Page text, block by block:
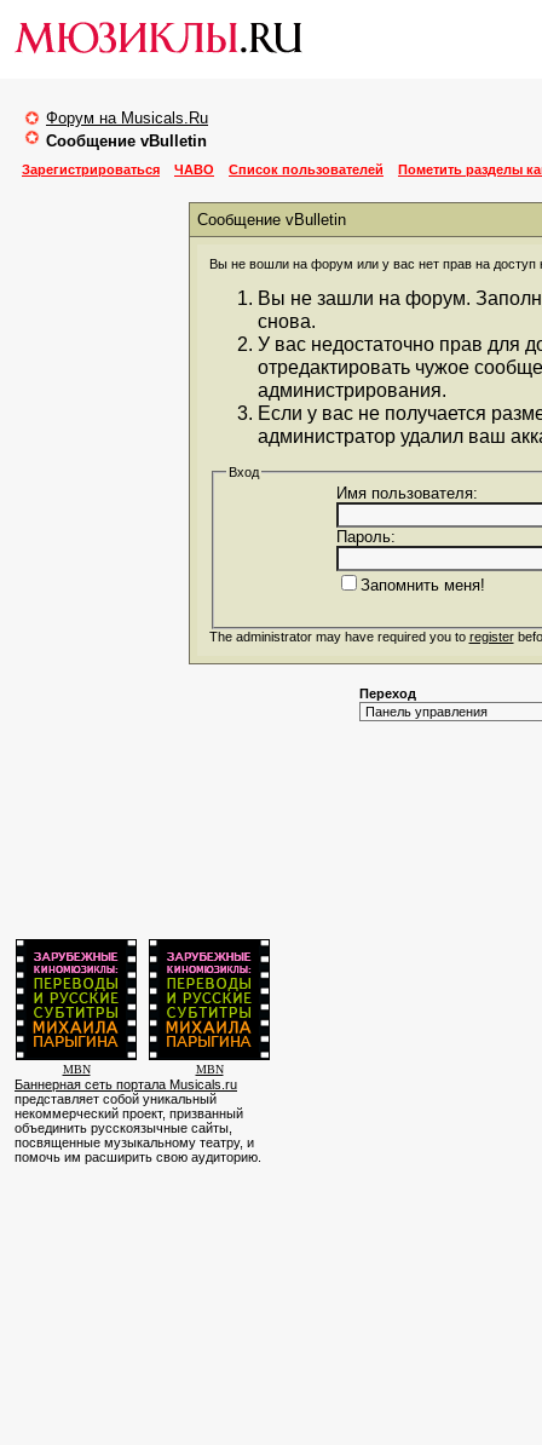
Форум на Musicals.Ru
Сообщение vBulletin
Зарегистрироваться ЧАВО Список пользователей Пометить разделы
Сообщение vBulletin
Вы не вошли на форум или у вас нет прав на доступ
Вы не зашли на форум.
снова.
У вас недостаточно прав для
отредактировать чужое
администрирования.
Если у вас не получается
администратор удалил ваш
Вход
Имя пользователя:
Пароль:
Запомнить меня!
The administrator may have required you to register
Переход
MBN MBN
Баннерная сеть портала Musicals.ru
представляет собой уникальный
некоммерческий проект, призванный
объединить русскоязычные сайты,
посвященные музыкальному театру, и
помочь им расширить свою аудиторию.